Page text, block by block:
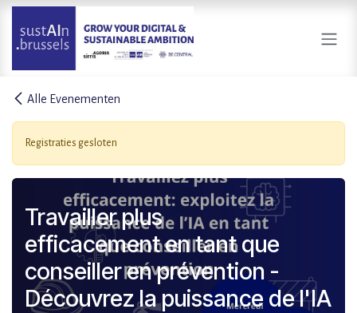
Overslaan naar inhoud
Alle Evenementen
Registraties gesloten
Travailler plus
efficacement en tant que
conseiller en prévention -
Découvrez la puissance de l'IA